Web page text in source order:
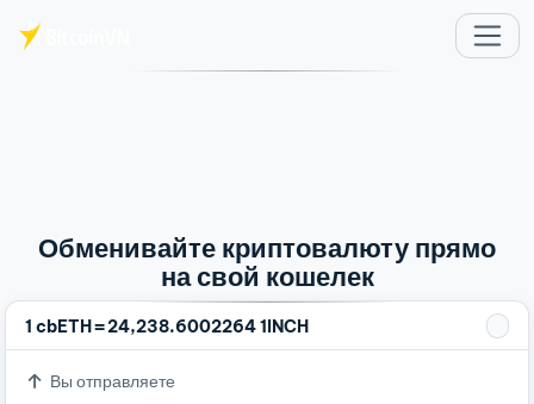
Обменивайте криптовалюту прямо
на свой кошелек
1 cbETH=24,238.6002264 1INCH
Вы отправляете